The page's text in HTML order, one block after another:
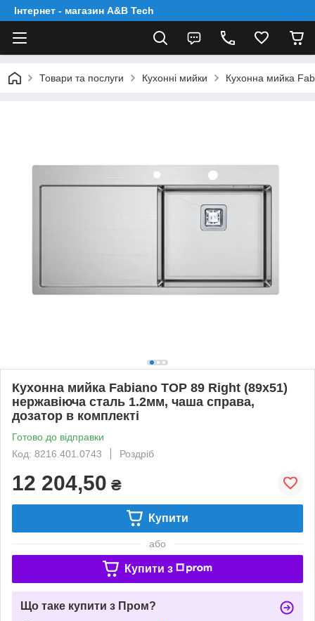
Інтернет - магазин A&B Tech
Товари та послуги Кухонні мийки Кухонна мийка
Кухонна мийка Fabiano TOP 89 Right (89x51)
нержавіюча сталь 1.2мм, чаша справа,
дозатор в комплекті
Готово до відправки
Код: 8216.401.0743
Роздріб
12 204,50 ₴
Купити
або
Купити з
Що таке купити з Пром?